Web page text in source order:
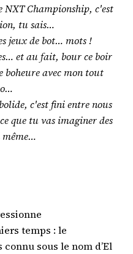
NXT Championship, c'est
tu sais…
jeux de bot… mots !
et au fait, bour ce boir
boheure avec mon tout
c'est fini entre nous
que tu vas imaginer des
même…
temps : le
sous le nom d’El